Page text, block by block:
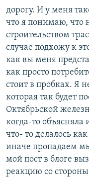
дорогу. И у меня
что я понимаю, что
строительством
случае подхожу к
как вы меня
как просто
стоит в пробках. Я
которая так будет
Октябрьской
когда-то
что- то делалось
иначе пропадаем мы
мой пост в блоге
реакцию со